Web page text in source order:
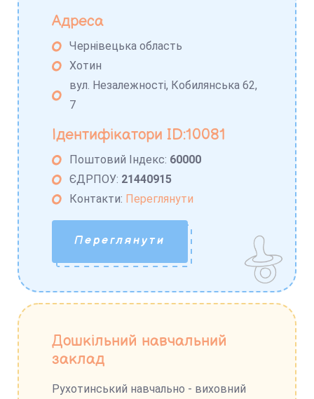
Адреса
Чернівецька область
Хотин
вул. Незалежності, Кобилянська 62,
7
Ідентифікатори ID:10081
Поштовий Індекс: 60000
ЄДРПОУ: 21440915
Контакти: Переглянути
Переглянути
Дошкільний навчальний
заклад
Рухотинський навчально - виховний